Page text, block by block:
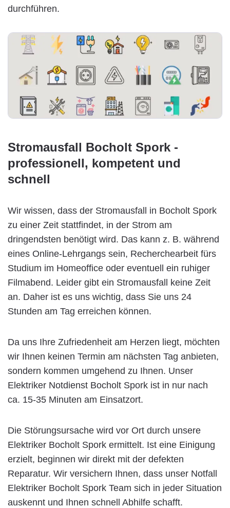
durchführen.
Stromausfall Bocholt Spork -
professionell, kompetent und
schnell
Wir wissen, dass der Stromausfall in Bocholt Spork
zu einer Zeit stattfindet, in der Strom am
dringendsten benötigt wird. Das kann z. B. während
eines Online-Lehrgangs sein, Recherchearbeit fürs
Studium im Homeoffice oder eventuell ein ruhiger
Filmabend. Leider gibt ein Stromausfall keine Zeit
an. Daher ist es uns wichtig, dass Sie uns 24
Stunden am Tag erreichen können.
Da uns Ihre Zufriedenheit am Herzen liegt, möchten
wir Ihnen keinen Termin am nächsten Tag anbieten,
sondern kommen umgehend zu Ihnen. Unser
Elektriker Notdienst Bocholt Spork ist in nur nach
ca. 15-35 Minuten am Einsatzort.
Die Störungsursache wird vor Ort durch unsere
Elektriker Bocholt Spork ermittelt. Ist eine Einigung
erzielt, beginnen wir direkt mit der defekten
Reparatur. Wir versichern Ihnen, dass unser Notfall
Elektriker Bocholt Spork Team sich in jeder Situation
auskennt und Ihnen schnell Abhilfe schafft.